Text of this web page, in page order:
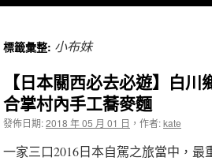
內標籤彙整: 小布妹
【日本關西必去必遊】白
合掌村內手工蕎麥麵
發佈日期:2018 年 05 月 01 日 ， 作者:kate
一家三口2016日本自駕之旅當中，